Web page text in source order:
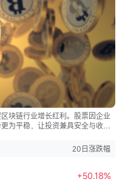
块链行业增长红利。股票因企业
为平稳，让投资兼具安全与收
20日涨跌幅
+50.18%